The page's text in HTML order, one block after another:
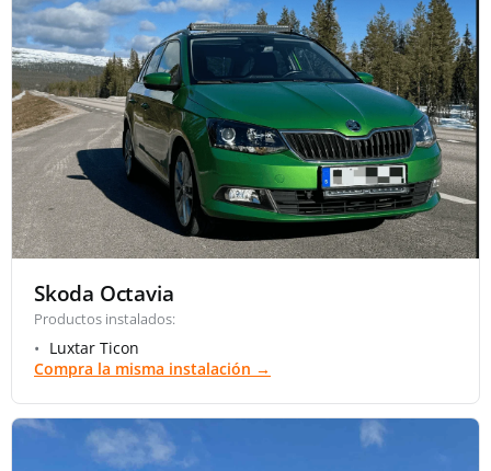
Skoda Octavia
Productos instalados:
Luxtar Ticon
Compra la misma instalación →